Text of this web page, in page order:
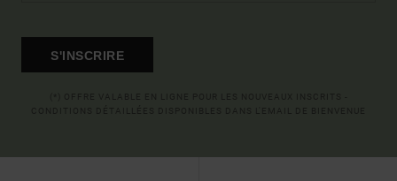
S'INSCRIRE